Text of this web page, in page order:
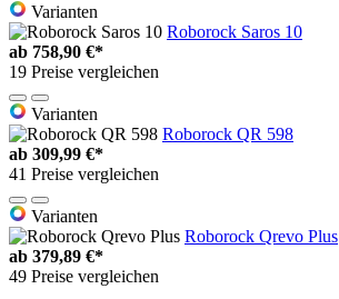
Varianten
Roborock Saros 10
ab 758,90 €*
19 Preise vergleichen
Varianten
Roborock QR 598
ab 309,99 €*
41 Preise vergleichen
Varianten
Roborock Qrevo Plus
ab 379,89 €*
49 Preise vergleichen